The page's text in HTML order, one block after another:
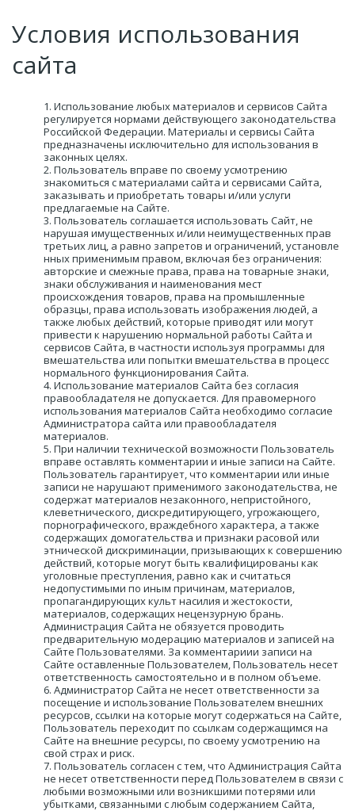
Условия использования
сайта
Использование любых материалов и сервисов Сайта
регулируется нормами действующего законодательства
Российской Федерации. Материалы и сервисы Сайта
предназначены исключительно для использования в
законных целях.
Пользователь вправе по своему усмотрению
знакомиться с материалами сайта и сервисами Сайта,
заказывать и приобретать товары и/или услуги
предлагаемые на Сайте.
Пользователь соглашается использовать Сайт, не
нарушая имущественных и/или неимущественных прав
третьих лиц, а равно запретов и ограничений, установле
нных применимым правом, включая без ограничения:
авторские и смежные права, права на товарные знаки,
знаки обслуживания и наименования мест
происхождения товаров, права на промышленные
образцы, права использовать изображения людей, а
также любых действий, которые приводят или могут
привести к нарушению нормальной работы Сайта и
сервисов Сайта, в частности используя программы для
вмешательства или попытки вмешательства в процесс
нормального функционирования Сайта.
Использование материалов Сайта без согласия
правообладателя не допускается. Для правомерного
использования материалов Сайта необходимо согласие
Администратора сайта или правообладателя
материалов.
При наличии технической возможности Пользователь
вправе оставлять комментарии и иные записи на Сайте.
Пользователь гарантирует, что комментарии или иные
записи не нарушают применимого законодательства, не
содержат материалов незаконного, непристойного,
клеветнического, дискредитирующего, угрожающего,
порнографического, враждебного характера, а также
содержащих домогательства и признаки расовой или
этнической дискриминации, призывающих к совершению
действий, которые могут быть квалифицированы как
уголовные преступления, равно как и считаться
недопустимыми по иным причинам, материалов,
пропагандирующих культ насилия и жестокости,
материалов, содержащих нецензурную брань.
Администрация Сайта не обязуется проводить
предварительную модерацию материалов и записей на
Сайте Пользователями. За комментариии записи на
Сайте оставленные Пользователем, Пользователь несет
ответственность самостоятельно и в полном объеме.
Администратор Сайта не несет ответственности за
посещение и использование Пользователем внешних
ресурсов, ссылки на которые могут содержаться на Сайте,
Пользователь переходит по ссылкам содержащимся на
Сайте на внешние ресурсы, по своему усмотрению на
свой страх и риск.
Пользователь согласен с тем, что Администрация Сайта
не несет ответственности перед Пользователем в связи с
любыми возможными или возникшими потерями или
убытками, связанными с любым содержанием Сайта,